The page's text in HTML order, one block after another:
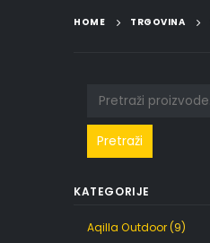
HOME TRGOVINA
Pretraži
KATEGORIJE
Aqilla Outdoor (9)